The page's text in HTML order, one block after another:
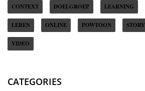
CONTEXT DOELGROEP LEARNING
LEREN ONLINE POWTOON STORY
VIDEO
CATEGORIES